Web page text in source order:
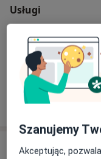
Usługi
Konsultacja
Specjaliści
Szanujemy
Akceptując,